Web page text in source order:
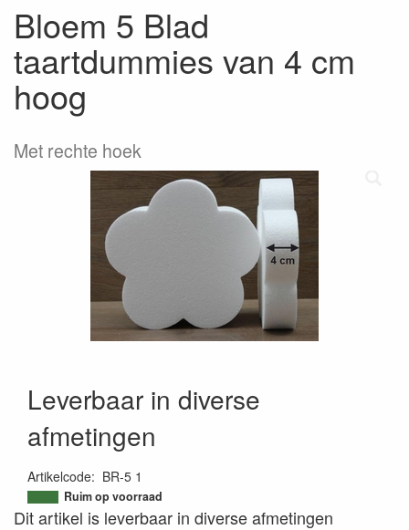
Bloem 5 Blad
taartdummies van 4 cm
hoog
Met rechte hoek
Leverbaar in diverse
afmetingen
Artikelcode: BR-5 1
9507184853565
Ruim op voorraad
Dit artikel is leverbaar in diverse afmetingen